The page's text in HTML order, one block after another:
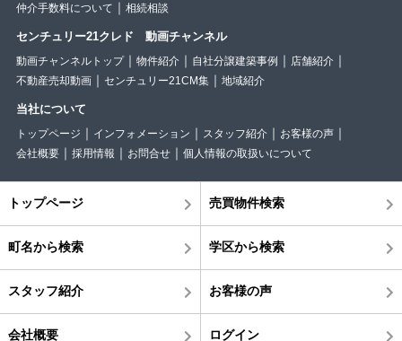
仲介手数料について
相続相談
センチュリー21クレド 動画チャンネル
動画チャンネルトップ 物件紹介 自社分譲建築事例
店舗紹介
不動産売却動画
センチュリー21CM集 地域紹介
当社について
トップページ インフォメーション スタッフ紹介
お客様の声
会社概要
採用情報 お問合せ 個人情報の取扱いについて
トップページ 売買物件検索
町名から検索 学区から検索
スタッフ紹介 お客様の声
会社概要 ログイン